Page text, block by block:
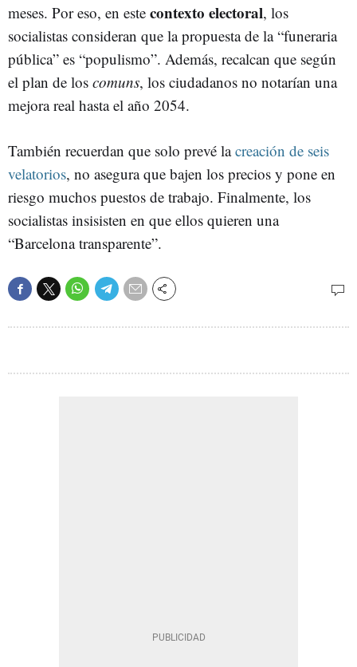
meses. Por eso, en este contexto electoral, los
socialistas consideran que la propuesta de la “funeraria
pública” es “populismo”. Además, recalcan que según
el plan de los comuns, los ciudadanos no notarían una
mejora real hasta el año 2054.
También recuerdan que solo prevé lacreación de seis
velatorios, no asegura que bajen los precios y pone en
riesgo muchos puestos de trabajo. Finalmente, los
socialistas insisisten en que ellos quieren una
“Barcelona transparente”.